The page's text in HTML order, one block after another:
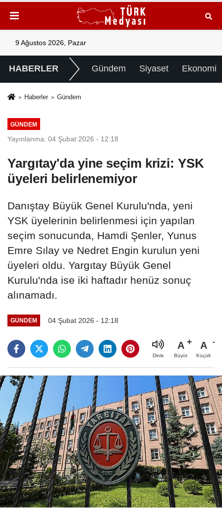
9 Ağustos 2026, Pazar
HABERLER Gündem Siyaset Ekonomi
Haberler Gündem
GÜNDEM
Yayınlanma: 04 Şubat 2026 - 12:18
Yargıtay'da yine seçim krizi: YSK
üyeleri belirlenemiyor
Danıştay Büyük Genel Kurulu'nda, yeni
YSK üyelerinin belirlenmesi için yapılan
seçim sonucunda, Hamdi Şenler, Yunus
Emre Sılay ve Nedret Engin kurulun yeni
üyeleri oldu. Yargıtay Büyük Genel
Kurulu'nda ise iki haftadır henüz sonuç
alınamadı.
GÜNDEM 04 Şubat 2026 - 12:18
Dinle
A
Büyüt
A
Küçült